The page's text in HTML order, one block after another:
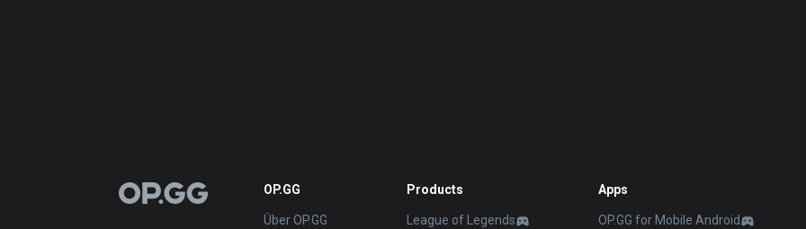
OP.GG OP.GG
Über OP.GG
Products
League of Legends
Apps
OP.GG for Mobile Android